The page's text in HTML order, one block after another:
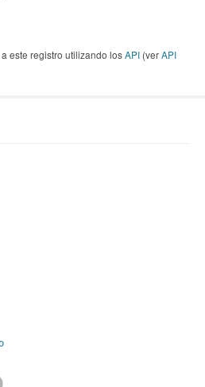
este registro utilizando losAPI (verAPI